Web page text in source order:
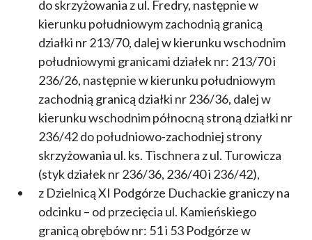
do skrzyżowania z ul. Fredry, następnie w
kierunku południowym zachodnią granicą
działki nr 213/70, dalej w kierunku wschodnim
południowymi granicami działek nr: 213/70 i
236/26, następnie w kierunku południowym
zachodnią granicą działki nr 236/36, dalej w
kierunku wschodnim północną stroną działki nr
236/42 do południowo-zachodniej strony
skrzyżowania ul. ks. Tischnera z ul. Turowicza
(styk działek nr 236/36, 236/40 i 236/42),
z Dzielnicą XI Podgórze Duchackie graniczy na
odcinku – od przecięcia ul. Kamieńskiego
granicą obrębów nr: 51 i 53 Podgórze w